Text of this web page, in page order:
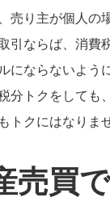
売り主が個人の
引ならば、消費
にならないよう
分トクをしても
トクにはなりま
売買